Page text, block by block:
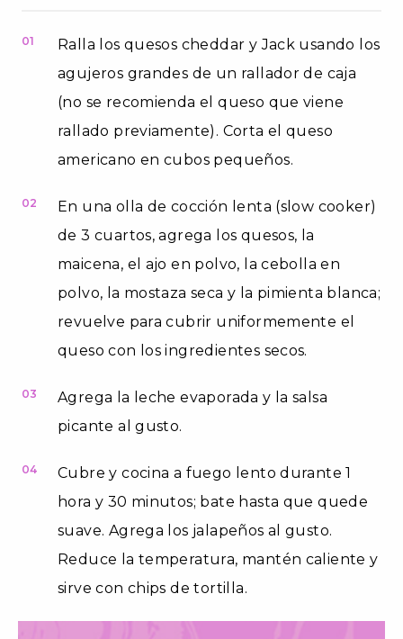
01
Ralla los quesos cheddar y Jack usando los
agujeros grandes de un rallador de caja
(no se recomienda el queso que viene
rallado previamente). Corta el queso
americano en cubos pequeños.
02
En una olla de cocción lenta (slow cooker)
de 3 cuartos, agrega los quesos, la
maicena, el ajo en polvo, la cebolla en
polvo, la mostaza seca y la pimienta blanca;
revuelve para cubrir uniformemente el
queso con los ingredientes secos.
03
Agrega la leche evaporada y la salsa
picante al gusto.
04
Cubre y cocina a fuego lento durante 1
hora y 30 minutos; bate hasta que quede
suave. Agrega los jalapeños al gusto.
Reduce la temperatura, mantén caliente y
sirve con chips de tortilla.